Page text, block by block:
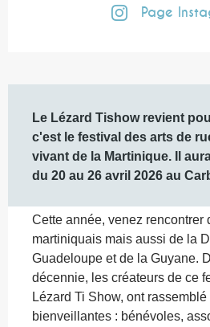
Page
Le Lézard Tishow revient
c'est le festival des arts de
vivant de la Martinique. Il
du 20 au 26 avril 2026 au
Cette année, venez rencontrer
martiniquais mais aussi de la
Guadeloupe et de la Guyane.
décennie, les créateurs de ce
Lézard Ti Show, ont
bienveillantes : bénévoles,